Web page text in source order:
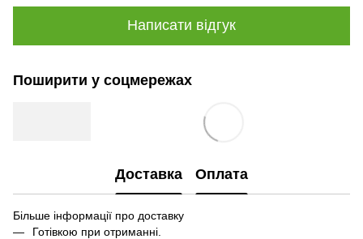
Написати відгук
Поширити у соцмережах
Доставка Оплата
Більше інформації про доставку
Готівкою при отриманні.